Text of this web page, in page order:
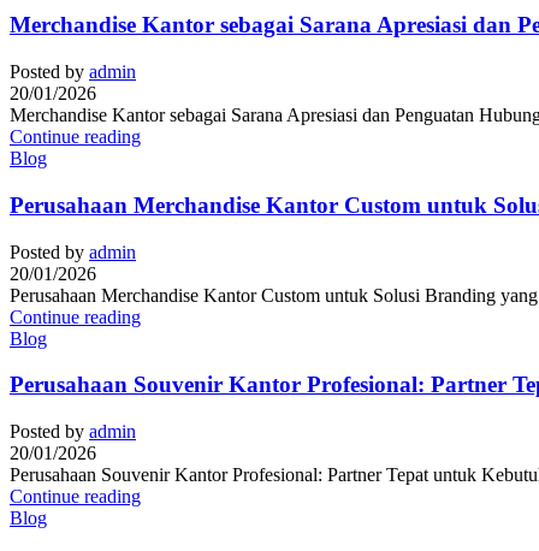
Merchandise Kantor sebagai Sarana Apresiasi dan
Posted by admin
20/01/2026
Merchandise Kantor sebagai Sarana Apresiasi dan Penguatan
Continue reading
Blog
Perusahaan Merchandise Kantor Custom untuk
Posted by admin
20/01/2026
Perusahaan Merchandise Kantor Custom untuk Solusi Branding
Continue reading
Blog
Perusahaan Souvenir Kantor Profesional: Partner
Posted by admin
20/01/2026
Perusahaan Souvenir Kantor Profesional: Partner Tepat untuk
Continue reading
Blog